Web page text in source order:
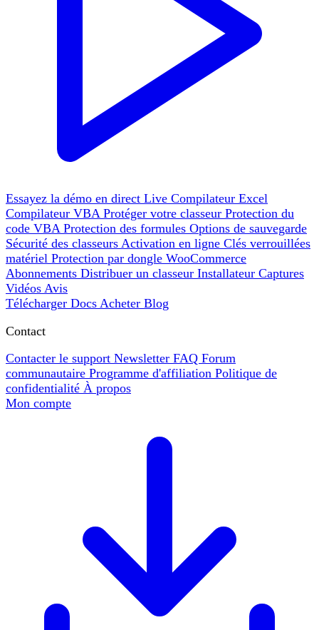
Essayez la démo en direct Live Compilateur Excel
Compilateur VBA Protéger votre classeur Protection du
code VBA Protection des formules Options de sauvegarde
Sécurité des classeurs Activation en ligne Clés verrouillées
matériel Protection par dongle WooCommerce
Abonnements Distribuer un classeur Installateur Captures
Vidéos Avis
Télécharger Docs Acheter Blog
Contact
Contacter le support Newsletter FAQ Forum
communautaire Programme d'affiliation Politique de
confidentialité À propos
Mon compte